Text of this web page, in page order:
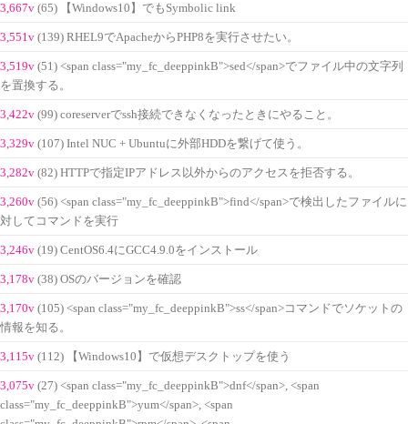
3,667v (65) 【Windows10】でもSymbolic link
3,551v (139) RHEL9でApacheからPHP8を実行させたい。
3,519v (51) <span class="my_fc_deeppinkB">sed</span>でファイル中の文字列
を置換する。
3,422v (99) coreserverでssh接続できなくなったときにやること。
3,329v (107) Intel NUC + Ubuntuに外部HDDを繋げて使う。
3,282v (82) HTTPで指定IPアドレス以外からのアクセスを拒否する。
3,260v (56) <span class="my_fc_deeppinkB">find</span>で検出したファイルに
対してコマンドを実行
3,246v (19) CentOS6.4にGCC4.9.0をインストール
3,178v (38) OSのバージョンを確認
3,170v (105) <span class="my_fc_deeppinkB">ss</span>コマンドでソケットの
情報を知る。
3,115v (112) 【Windows10】で仮想デスクトップを使う
3,075v (27) <span class="my_fc_deeppinkB">dnf</span>, <span
class="my_fc_deeppinkB">yum</span>, <span